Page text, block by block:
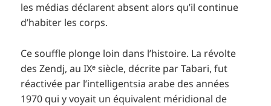
les médias déclarent absent alors qu’il continue
d’habiter les corps.
Ce souffle plonge loin dans l’histoire. La révolte
des Zendj, au IXᵉ siècle, décrite par Tabari, fut
réactivée par l’intelligentsia arabe des années
1970 qui y voyait un équivalent méridional de